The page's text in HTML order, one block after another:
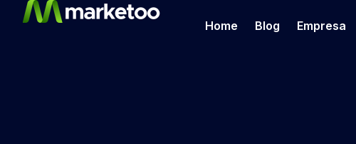
Home Blog Empresa